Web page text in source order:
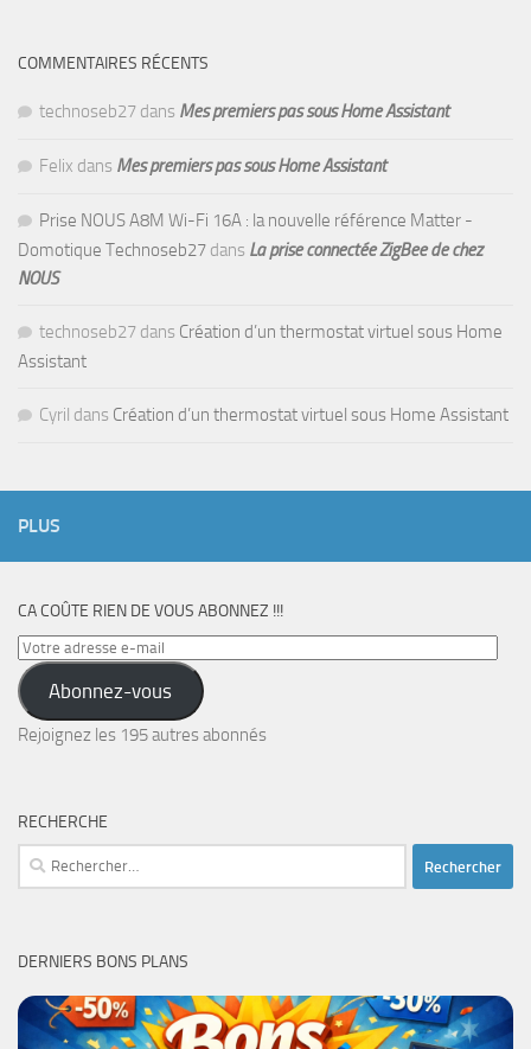
COMMENTAIRES RÉCENTS
technoseb27 dans Mes premiers pas sous Home Assistant
Felix dans Mes premiers pas sous Home Assistant
Prise NOUS A8M Wi-Fi 16A : la nouvelle référence Matter -
Domotique Technoseb27 dans La prise connectée ZigBee de chez
NOUS
technoseb27 dans Création d’un thermostat virtuel sous Home
Assistant
Cyril dans Création d’un thermostat virtuel sous Home Assistant
PLUS
CA COÛTE RIEN DE VOUS ABONNEZ !!!
Votre
adresse
e-
mail
Abonnez-vous
Rejoignez les 195 autres abonnés
RECHERCHE
Rechercher :
DERNIERS BONS PLANS